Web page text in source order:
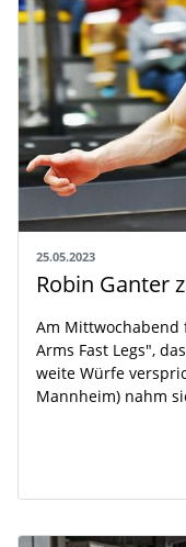
25.05.2023
Am Mittwochabend
Arms Fast Legs",
weite Würfe
Mannheim) nahm